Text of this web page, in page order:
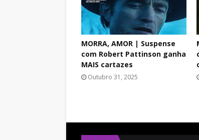
MORRA, AMOR | Suspense
com Robert Pattinson ganha
MAIS cartazes
Outubro 31, 2025